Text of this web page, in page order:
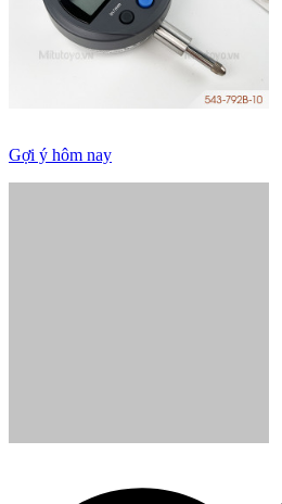
Gợi ý hôm nay